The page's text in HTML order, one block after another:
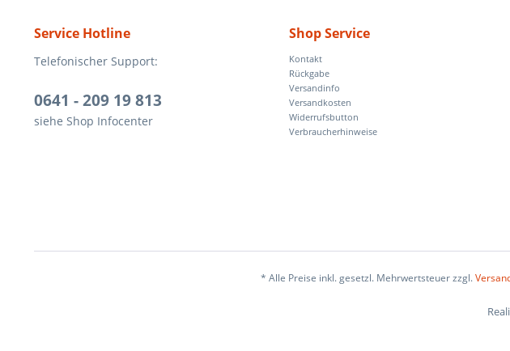
Service Hotline
Telefonischer Support:
0641 - 209 19 813
siehe Shop Infocenter
Shop Service
Kontakt
Rückgabe
Versandinfo
Versandkosten
Widerrufsbutton
Verbraucherhinweise
* Alle Preise inkl. gesetzl. Mehrwertsteuer zzgl.